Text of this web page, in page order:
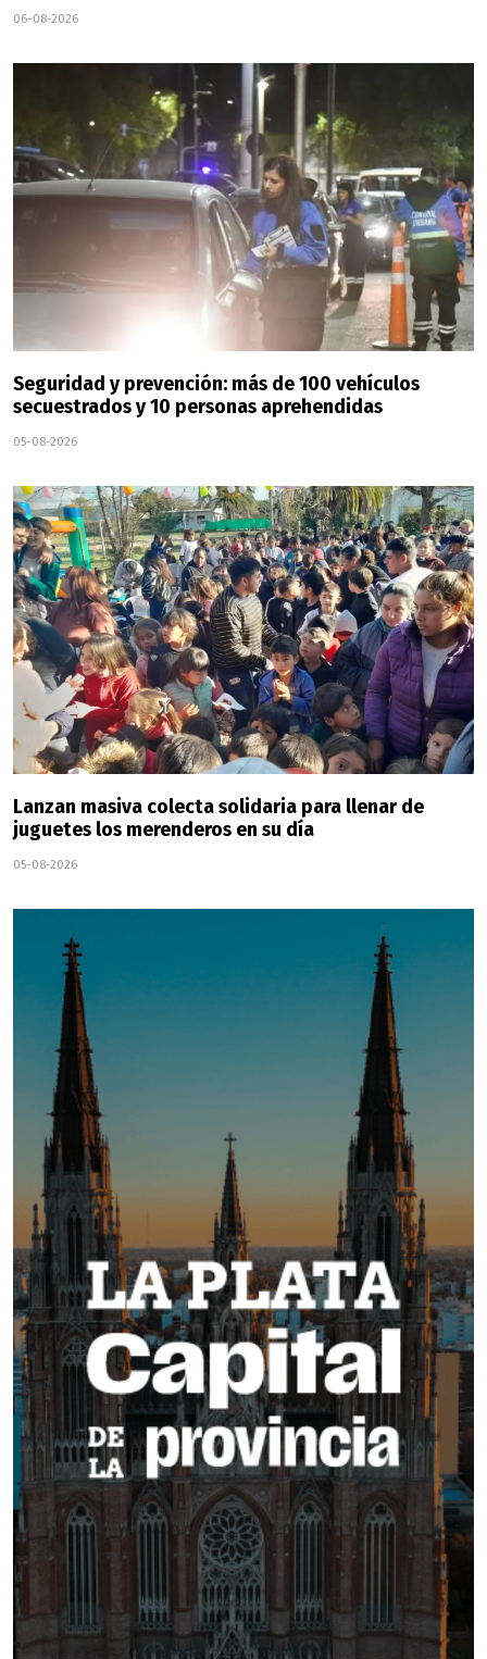
06-08-2026
Seguridad y prevención: más de 100 vehículos
secuestrados y 10 personas aprehendidas
05-08-2026
Lanzan masiva colecta solidaria para llenar de
juguetes los merenderos en su día
05-08-2026